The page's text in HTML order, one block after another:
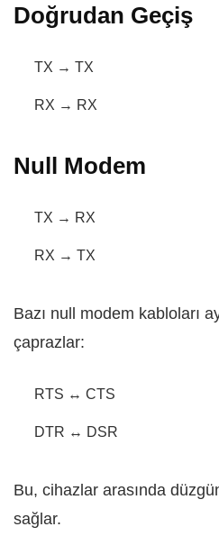
Doğrudan Geçiş
TX → TX
RX → RX
Null Modem
TX → RX
RX → TX
Bazı null modem kabloları
çaprazlar:
RTS ↔ CTS
DTR ↔ DSR
Bu, cihazlar arasında
sağlar.